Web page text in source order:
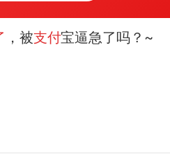
，被支付宝逼急了吗？~